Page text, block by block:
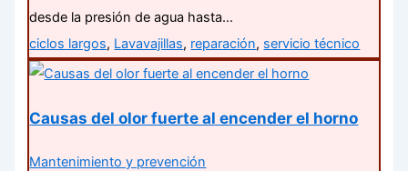
desde la presión de agua hasta…
ciclos largos, Lavavajillas, reparación, servicio técnico
Causas del olor fuerte al encender el horno
Mantenimiento y prevención